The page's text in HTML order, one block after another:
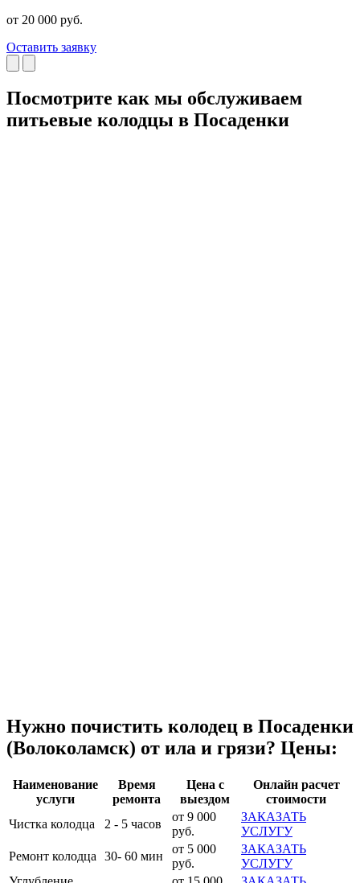
от 20 000 руб.
Оставить заявку
Посмотрите как мы обслуживаем
питьевые колодцы в Посаденки
Нужно почистить колодец в Посаденки
(Волоколамск) от ила и грязи? Цены:
Наименование
услуги
Время
ремонта
Цена с
выездом
Онлайн расчет
стоимости
Чистка колодца
2 - 5 часов
от 9 000
руб.
ЗАКАЗАТЬ
УСЛУГУ
Ремонт колодца
30- 60 мин
от 5 000
руб.
ЗАКАЗАТЬ
УСЛУГУ